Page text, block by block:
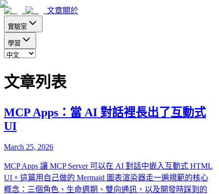
文章關於
實驗室
學習
文章列表
MCP Apps：當 AI 對話裡長出了互動式
UI
March 25, 2026
MCP Apps 讓 MCP Server 可以在 AI 對話中嵌入互動式 HTML
UI。這篇用自己做的 Mermaid 圖表渲染器走一遍規範的核心
概念：三個角色、生命週期、雙向通訊，以及開發時踩到的